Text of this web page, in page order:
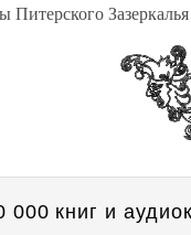
Зазеркалья
000 книг и